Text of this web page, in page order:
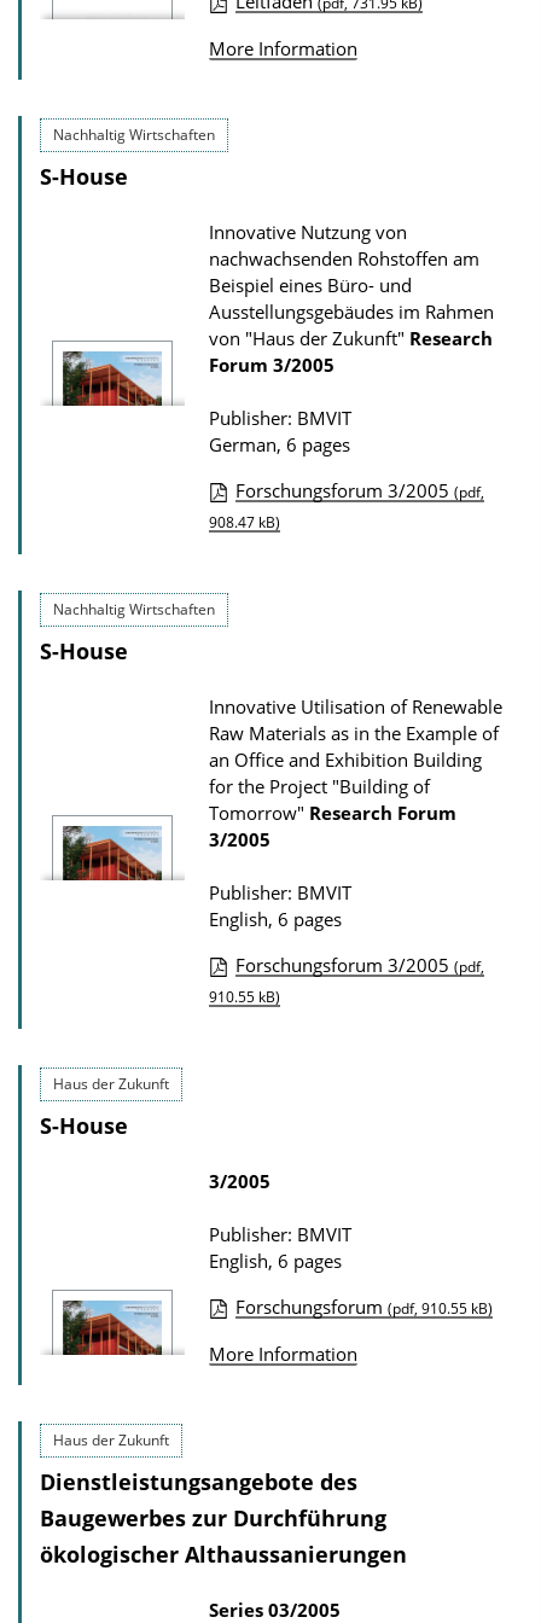
D
o
n
l
a
d
s
b
i
t
i
o
n
D
o
w
l
o
d
More Information
Nachhaltig Wirtschaften
S-House
Innovative Nutzung von
nachwachsenden Rohstoffen am
Beispiel eines Büro- und
Ausstellungsgebäudes im Rahmen
von "Haus der Zukunft" Research
Forum 3/2005
Publisher: BMVIT
German, 6 pages
P
b
l
a
t
i
o
D
o
w
n
Forschungsforum 3/2005 (pdf,
908.47 kB)
Nachhaltig Wirtschaften
S-House
Innovative Utilisation of Renewable
Raw Materials as in the Example of
an Office and Exhibition Building
for the Project "Building of
Tomorrow" Research Forum
3/2005
Publisher: BMVIT
English, 6 pages
P
a
t
i
o
D
o
a
d
Forschungsforum 3/2005 (pdf,
910.55 kB)
Haus der Zukunft
S-House
3/2005
Publisher: BMVIT
English, 6 pages
u
i
a
i
Forschungsforum (pdf, 910.55 kB)
More Information
Haus der Zukunft
Dienstleistungsangebote des
Baugewerbes zur Durchführung
ökologischer Althaussanierungen
Series 03/2005